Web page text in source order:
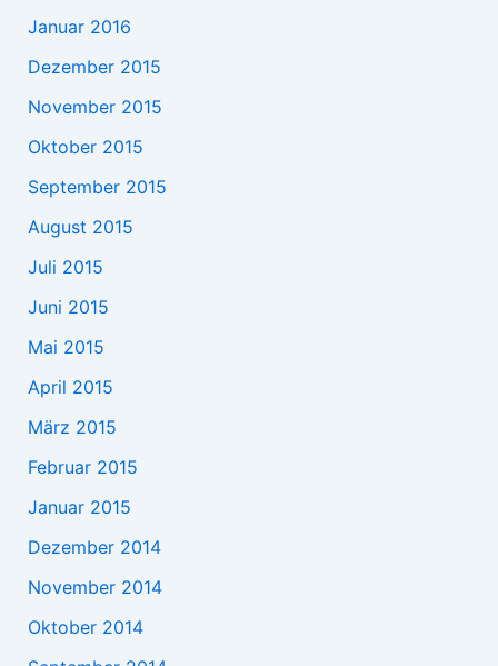
Januar 2016
Dezember 2015
November 2015
Oktober 2015
September 2015
August 2015
Juli 2015
Juni 2015
Mai 2015
April 2015
März 2015
Februar 2015
Januar 2015
Dezember 2014
November 2014
Oktober 2014